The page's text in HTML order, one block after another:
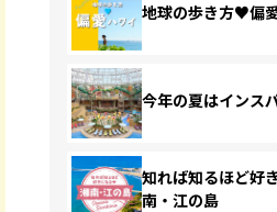
地球の歩き方♥偏
今年の夏はインス
知れば知るほど好
南・江の島